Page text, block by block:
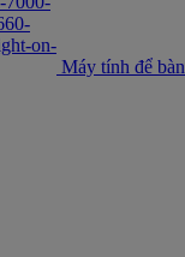
Máy tính để bàn